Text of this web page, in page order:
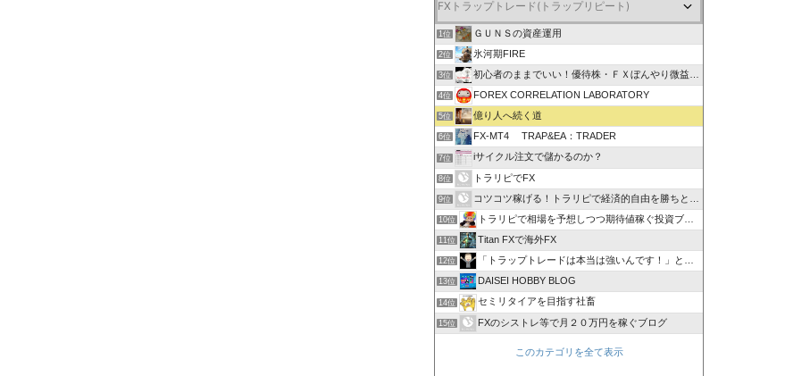
1位 ＧＵＮＳの資産運用
2位 氷河期FIRE
3位 初心者のままでいい！優待株・ＦＸぼんやり微益ブログ
4位 FOREX CORRELATION LABORATORY
5位 億り人へ続く道
6位 FX-MT4 TRAP&EA：TRADER
7位 iサイクル注文で儲かるのか？
8位 トラリピでFX
9位 コツコツ稼げる！トラリピで経済的自由を勝ちとる方法
10位 トラリピで相場を予想しつつ期待値稼ぐ投資ブログ
11位 Titan FXで海外FX
12位 「トラップトレードは本当は強いんです！」と叫びたい。
13位 DAISEI HOBBY BLOG
14位 セミリタイアを目指す社畜
15位 FXのシストレ等で月２０万円を稼ぐブログ
このカテゴリを全て表示